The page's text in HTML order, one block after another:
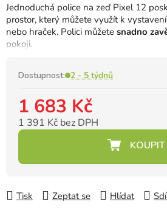
Jednoduchá police na zeď Pixel 12
prostor, který můžete využít k
nebo hraček. Polici můžete snadno
pokoji.
Dostupnost: 2 - 5 týdnů
1 683 Kč
1 391 Kč bez DPH
Měrná cena:
Tisk Zeptat se Hlídat